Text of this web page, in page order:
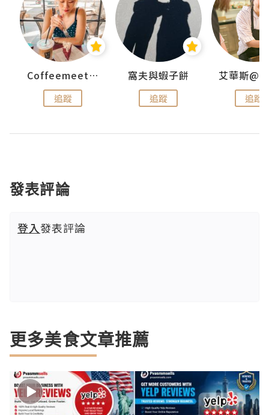
Coffeemeetjojo
追蹤
窩夫與蝦子餅
追蹤 追蹤
發表評論
登入發表評論
更多美食文章推薦